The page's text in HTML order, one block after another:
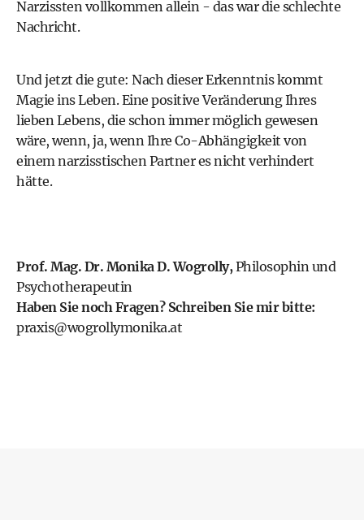
Narzissten vollkommen allein - das war die schlechte
Nachricht.
Und jetzt die gute: Nach dieser Erkenntnis kommt
Magie ins Leben. Eine positive Veränderung Ihres
lieben Lebens, die schon immer möglich gewesen
wäre, wenn, ja, wenn Ihre Co-Abhängigkeit von
einem narzisstischen Partner es nicht verhindert
hätte.
Prof. Mag. Dr. Monika D. Wogrolly, Philosophin und
Psychotherapeutin
Haben Sie noch Fragen? Schreiben Sie mir bitte:
praxis@wogrollymonika.at